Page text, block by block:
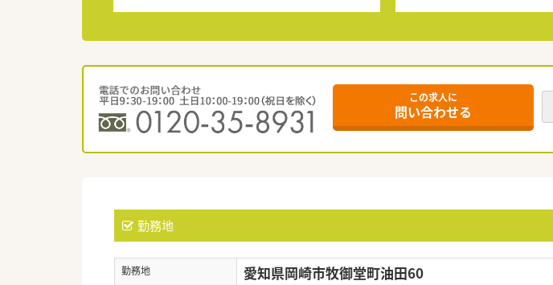
この求人に
問い合わせる
勤務地
勤務地 愛知県岡崎市牧御堂町油田60